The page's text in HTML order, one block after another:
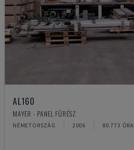
AL160
MAYER - PANEL FŰRÉSZ
NÉMETORSZÁG 2006 80.773 ÓRA